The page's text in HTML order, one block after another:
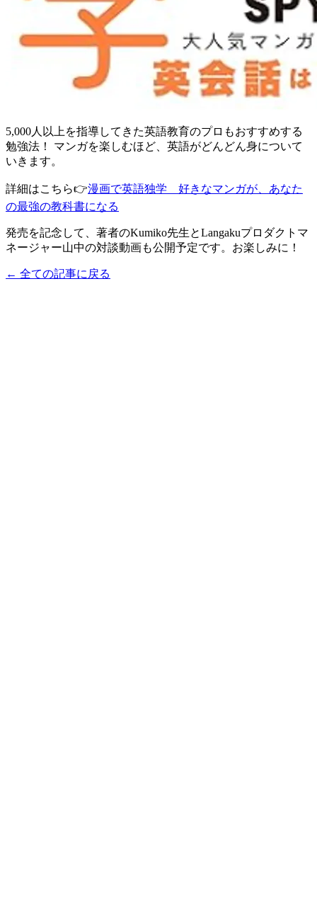
5,000人以上を指導してきた英語教育のプロもおすすめする
勉強法！ マンガを楽しむほど、英語がどんどん身について
いきます。
詳細はこちら👉漫画で英語独学 好きなマンガが、あなた
の最強の教科書になる
発売を記念して、著者のKumiko先生とLangakuプロダクトマ
ネージャー山中の対談動画も公開予定です。お楽しみに！
← 全ての記事に戻る